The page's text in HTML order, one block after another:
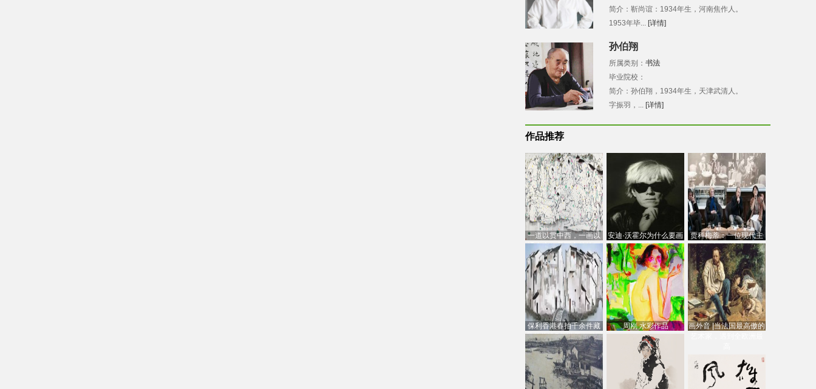
简介：靳尚谊：1934年生，河南焦作人。
1953年毕... [详情]
孙伯翔
所属类别： 书法
毕业院校：
简介：孙伯翔，1934年生，天津武清人。
字振羽，... [详情]
作品推荐
一道以贯中西，一画以
通古今：吴冠中的绘画
创
安迪·沃霍尔为什么要画
芭比
贾科梅蒂：一位现代主
义的“当代”艺术家
保利香港春拍千余件藏
品估价逾7亿港元，吴冠
中
周刚 水彩作品
画外音 |当法国最高傲的